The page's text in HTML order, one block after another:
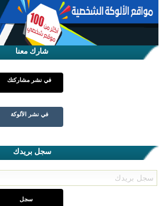
شارك معنا
في نشر مشاركتك
في نشر الألوكة
سجل بريدك